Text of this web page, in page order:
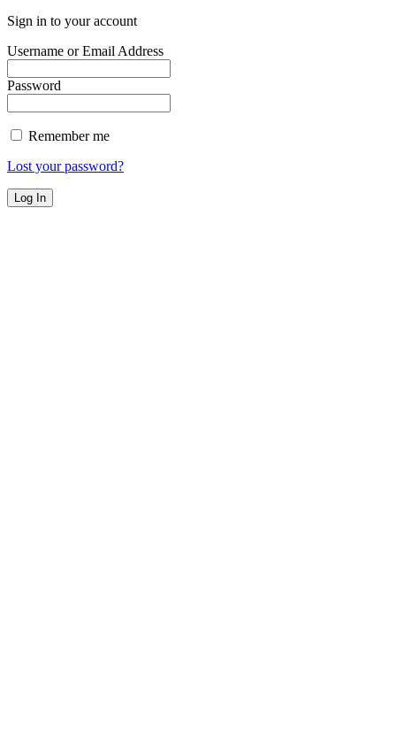
Sign in to your account
Username or Email Address
Password
Remember me
Lost your password?